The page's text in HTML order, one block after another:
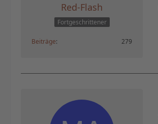
Red-Flash
Fortgeschrittener
Beiträge 279